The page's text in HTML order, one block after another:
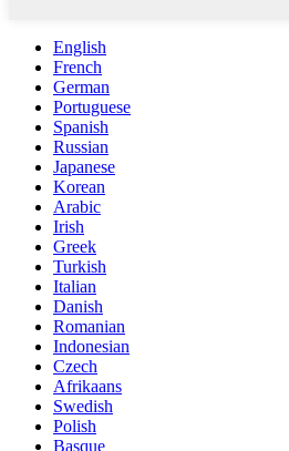
English
French
German
Portuguese
Spanish
Russian
Japanese
Korean
Arabic
Irish
Greek
Turkish
Italian
Danish
Romanian
Indonesian
Czech
Afrikaans
Swedish
Polish
Basque